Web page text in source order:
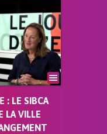
: LE SIBCA
LA VILLE